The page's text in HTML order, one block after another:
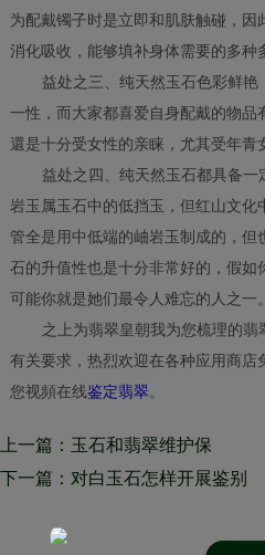
为配戴镯子时是立即和肌肤触碰，
消化吸收，能够填补身体需要的多种
益处之三、纯天然玉石色彩鲜
一性，而大家都喜爱自身配戴的物品
還是十分受女性的亲睐，尤其受年青
益处之四、纯天然玉石都具备
岩玉属玉石中的低挡玉，但红山文
管全是用中低端的岫岩玉制成的，
石的升值性也是十分非常好的，假
可能你就是她们最令人难忘的人之一。
之上为翡翠皇朝我为您梳理的
有关要求，热烈欢迎在各种应用商
您视頻在线鉴定翡翠。
上一篇：玉石和翡翠维护保
养“时间”深
下一篇：对白玉石怎样开展鉴别